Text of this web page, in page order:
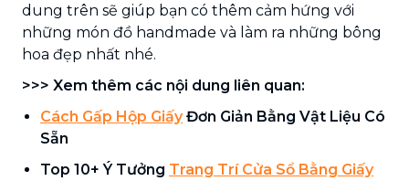
dung trên sẽ giúp bạn có thêm cảm hứng với
những món đồ handmade và làm ra những bông
hoa đẹp nhất nhé.
>>> Xem thêm các nội dung liên quan:
Cách Gấp Hộp GiấyĐơn Giản Bằng Vật Liệu Có
Sẵn
Top 10+ Ý Tưởng Trang Trí Cửa Sổ Bằng Giấy